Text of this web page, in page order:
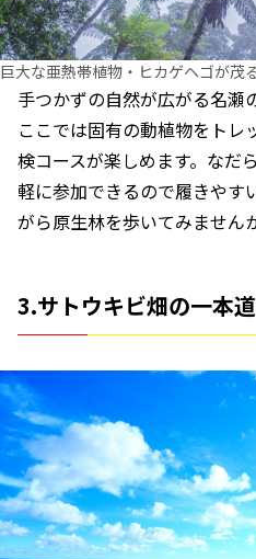
巨大な亜熱帯植物・ヒカゲヘゴが茂
手つかずの自然が広がる名瀬
ここでは固有の動植物をトレ
検コースが楽しめます。なだ
軽に参加できるので履きやす
がら原生林を歩いてみません
3.サトウキビ畑の一本道